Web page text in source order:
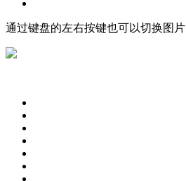
通过键盘的左右按键也可以切换图片